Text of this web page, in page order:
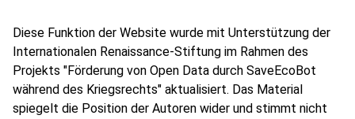
Diese Funktion der Website wurde mit Unterstützung der
Internationalen Renaissance-Stiftung im Rahmen des
Projekts "Förderung von Open Data durch SaveEcoBot
während des Kriegsrechts" aktualisiert. Das Material
spiegelt die Position der Autoren wider und stimmt nicht